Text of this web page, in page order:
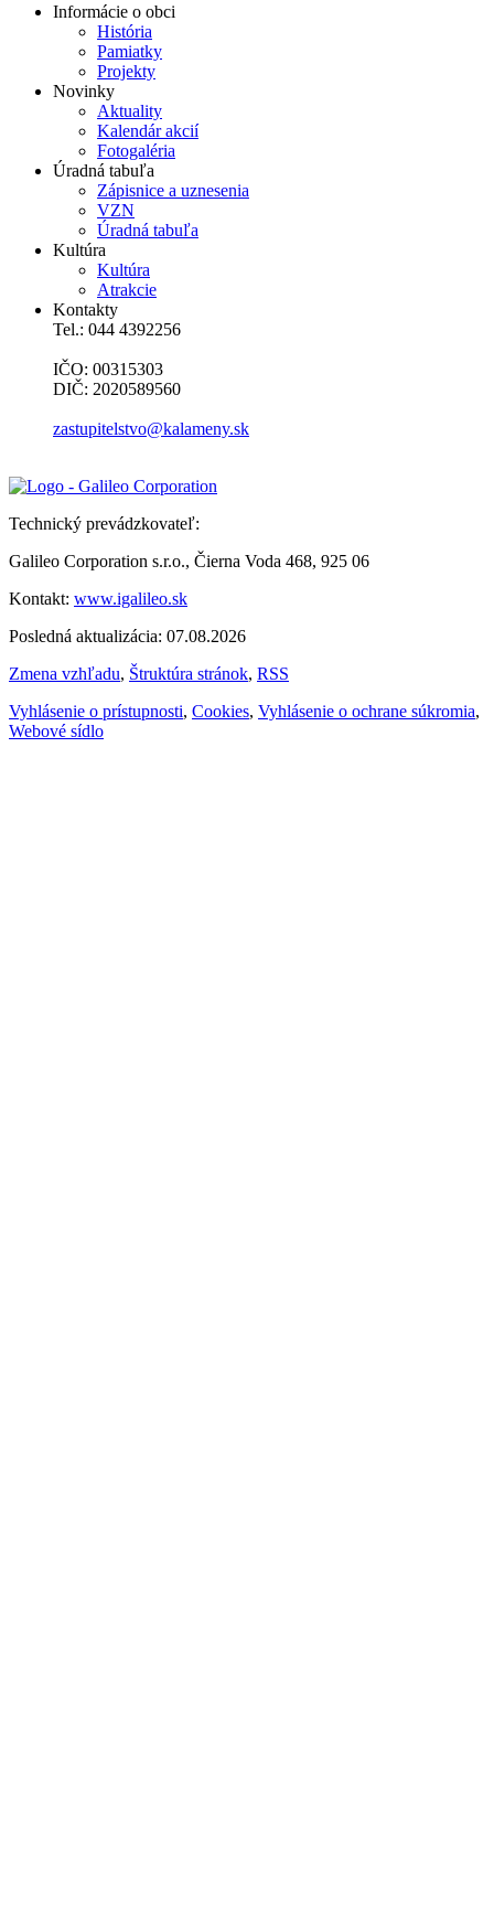
Informácie o obci
História
Pamiatky
Projekty
Novinky
Aktuality
Kalendár akcií
Fotogaléria
Úradná tabuľa
Zápisnice a uznesenia
VZN
Úradná tabuľa
Kultúra
Kultúra
Atrakcie
Kontakty
Tel.: 044 4392256
IČO: 00315303
DIČ: 2020589560
zastupitelstvo@kalameny.sk
Technický prevádzkovateľ:
Galileo Corporation s.r.o., Čierna Voda 468, 925 06
Kontakt: www.igalileo.sk
Posledná aktualizácia: 07.08.2026
Zmena vzhľadu, Štruktúra stránok, RSS
Vyhlásenie o prístupnosti, Cookies, Vyhlásenie o ochrane súkromia,
Webové sídlo